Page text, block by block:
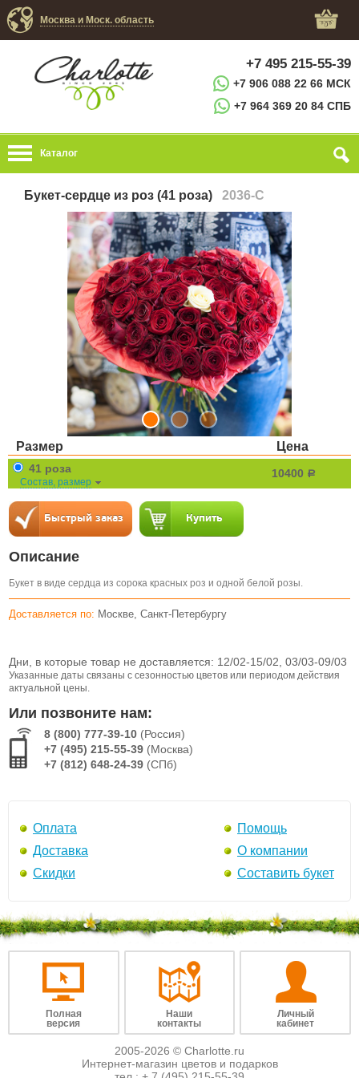
Москва и Моск. область
+7 495 215-55-39
+7 906 088 22 66 МСК
+7 964 369 20 84 СПБ
Каталог
Букет-сердце из роз (41 роза) 2036-C
Размер Цена
41 роза
Состав, размер
10400 a
Описание
Букет в виде сердца из сорока красных роз и одной белой розы.
Доставляется по: Москве, Санкт-Петербургу
Дни, в которые товар не доставляется: 12/02-15/02, 03/03-09/03
Указанные даты связаны с сезонностью цветов или периодом действия
актуальной цены.
Или позвоните нам:
8 (800) 777-39-10 (Россия)
+7 (495) 215-55-39 (Москва)
+7 (812) 648-24-39 (СПб)
Оплата
Доставка
Скидки
Помощь
О компании
Составить букет
Полная
версия
Наши
контакты
Личный
кабинет
2005-2026 © Charlotte.ru
Интернет-магазин цветов и подарков